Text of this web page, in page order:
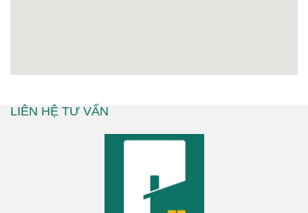
LIÊN HỆ TƯ VẤN